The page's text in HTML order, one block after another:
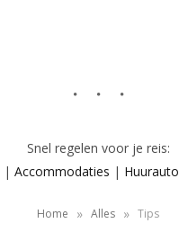
Snel regelen voor je reis:
| Accommodaties | Huurauto
Home » Alles » Tips